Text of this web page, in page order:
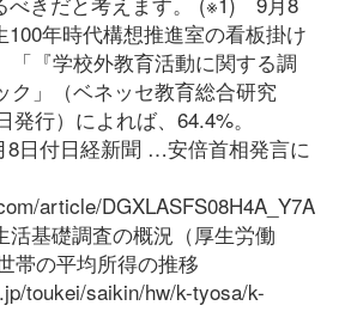
100年時代構想推進室の看板掛け
『学校外教育活動に関する調
ク」（ベネッセ教育総合研究
発行）によれば、64.4%。
8日付日経新聞 …安倍首相発言に
article/
活基礎調査の概況（厚生労働
帯の平均所得の推移
toukei/saikin/hw/k-tyosa/k-